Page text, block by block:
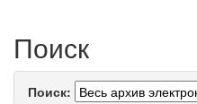
Поиск
Поиск: